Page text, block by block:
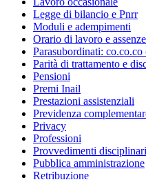
Legge di bilancio e Pnrr
Moduli e adempimenti
Orario di lavoro e assenze
Parasubordinati: co.co.co
Parità di trattamento e
Pensioni
Premi Inail
Prestazioni assistenziali
Previdenza
Privacy
Professioni
Provvedimenti disciplinari
Pubblica amministrazione
Retribuzione